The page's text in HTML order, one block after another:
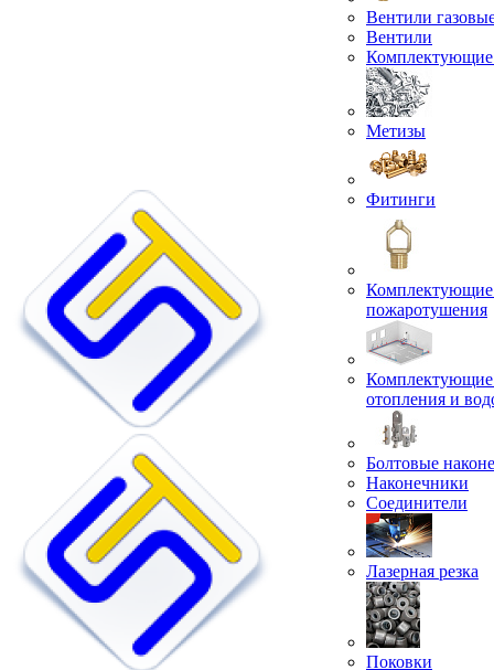
Вентили
Вентили
Комплектующие
Метизы
Фитинги
Комплектующие
пожаротушения
Комплектующие
отопления и
Болтовые
Наконечники
Соединители
Лазерная резка
Поковки